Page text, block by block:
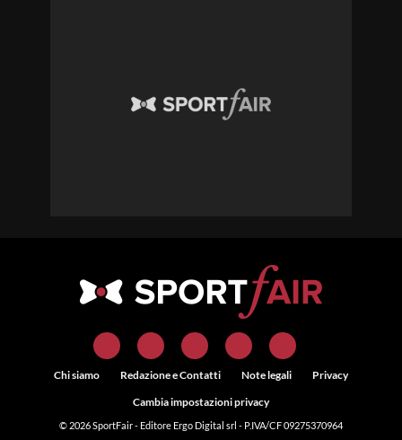
Chi siamo Redazione e Contatti Note legali
Privacy
Cambia impostazioni privacy
© 2026SportFair- Editore Ergo Digital srl - P.IVA/CF 09275370964